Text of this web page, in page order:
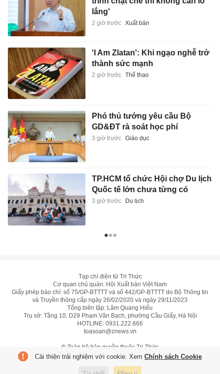
lắng'
2 giờ trước Xuất bản
'I Am Zlatan': Khi ngạo nghễ trở
thành sức mạnh
2 giờ trước Thể thao
Phó thủ tướng yêu cầu Bộ
GD&ĐT rà soát học phí
3 giờ trước Giáo dục
TP.HCM tổ chức Hội chợ Du lịch
Quốc tế lớn chưa từng có
3 giờ trước Du lịch
Tạp chí điện tử Tri Thức
Cơ quan chủ quản: Hội Xuất bản Việt Nam
Giấy phép báo chí: số 75/GP-BTTTT và số 442/GP-BTTTT do Bộ Thông tin
và Truyền thông cấp ngày 26/02/2020 và ngày 29/11/2023
Tổng biên tập: Lâm Quang Hiếu
Trụ sở: Tầng 10, D29 Phạm Văn Bạch, phường Cầu Giấy, Hà Nội
HOTLINE: 0931.222.666
toasoan@znews.vn
© Toàn bộ bản quyền thuộc Tri Thức
Cải thiện trải nghiệm với cookie. Xem Chính sách Cookie